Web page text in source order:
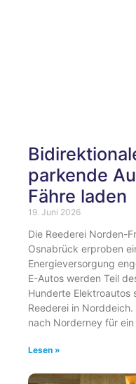
parkende
Fähre laden
19. Juni 2026
Die Reederei Norden-
Osnabrück erproben
Energieversorgung
E-Autos werden Teil
Hunderte
Reederei in
nach Norderney für ein
Lesen »